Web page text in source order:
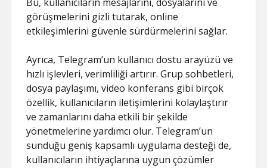
görüşmelerini gizli tutarak, online
etkileşimlerini güvenle sürdürmelerini sağlar.
Ayrıca, Telegram’un kullanıcı dostu arayüzü ve
hızlı işlevleri, verimliliği artırır. Grup sohbetleri,
dosya paylaşımı, video konferans gibi birçok
özellik, kullanıcıların iletişimlerini kolaylaştırır
ve zamanlarını daha etkili bir şekilde
yönetmelerine yardımcı olur. Telegram’un
sunduğu geniş kapsamlı uygulama desteği de,
kullanıcıların ihtiyaçlarına uygun çözümler